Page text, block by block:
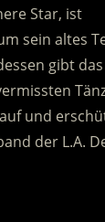
Star, ist
sein altes
gibt das
und
der L.A.